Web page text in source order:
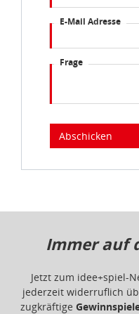
E-Mail Adresse
Frage
Abschicken
Immer auf
Jetzt zum idee+spiel-
jederzeit widerruflich
zugkräftige